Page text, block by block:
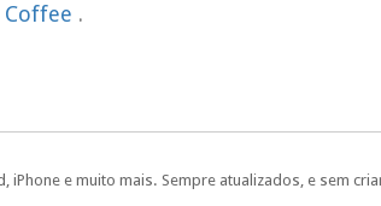
Coffee .
e muito mais. Sempre atualizados, e sem